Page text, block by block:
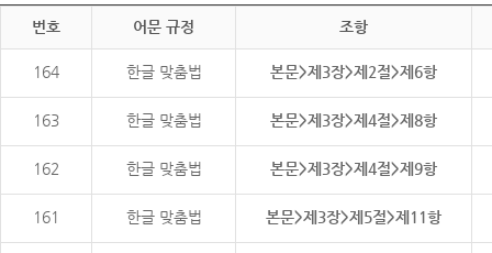
번호 어문 규정 조항
164 한글 맞춤법 본문>제3장>제2절>제6항
163 한글 맞춤법 본문>제3장>제4절>제8항
162 한글 맞춤법 본문>제3장>제4절>제9항
161 한글 맞춤법 본문>제3장>제5절>제11항